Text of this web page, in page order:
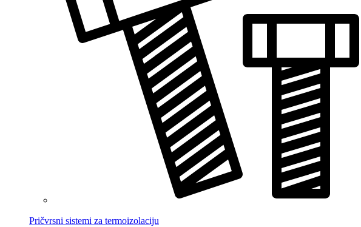
Pričvrsni sistemi za termoizolaciju